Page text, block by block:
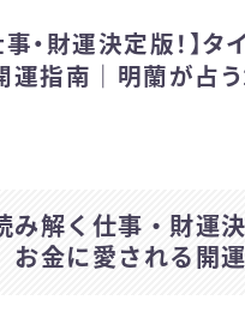
・財運決定版！】タ
運指南｜明蘭が占
み解く仕事・財運
お金に愛される開